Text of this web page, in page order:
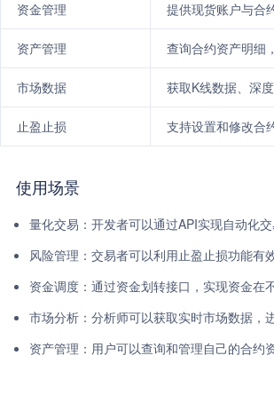
资金管理 提供现货账户与合
资产管理 查询合约资产明细
市场数据 获取K线数据、深
止盈止损 支持设置和修改合
使用场景
量化交易：开发者可以通过API实现自动化
风险管理：交易者可以利用止盈止损功能有
资金调度：通过资金划转接口，实现资金在
市场分析：分析师可以获取实时市场数据，
资产管理：用户可以查询和管理自己的合约